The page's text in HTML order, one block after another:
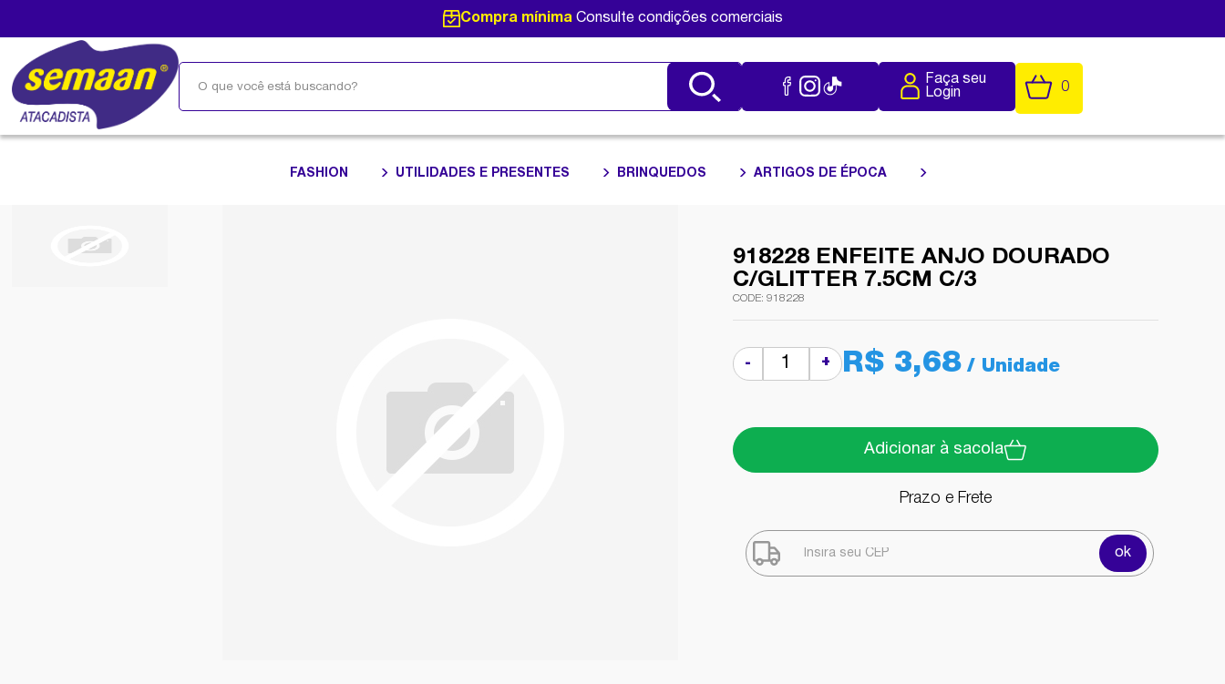
Compra mínimaConsulte condições comerciais
Faça seu
Login
0
FASHION UTILIDADES E PRESENTES BRINQUEDOS ARTIGOS DE ÉPOCA
918228 ENFEITE ANJO DOURADO
C/GLITTER 7.5CM C/3
918228
- + R$ 3,68
Adicionar à sacola
Prazo e Frete
ok